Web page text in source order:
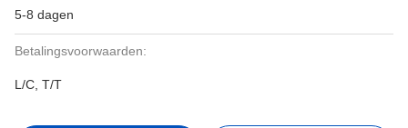
5-8 dagen
Betalingsvoorwaarden:
L/C, T/T